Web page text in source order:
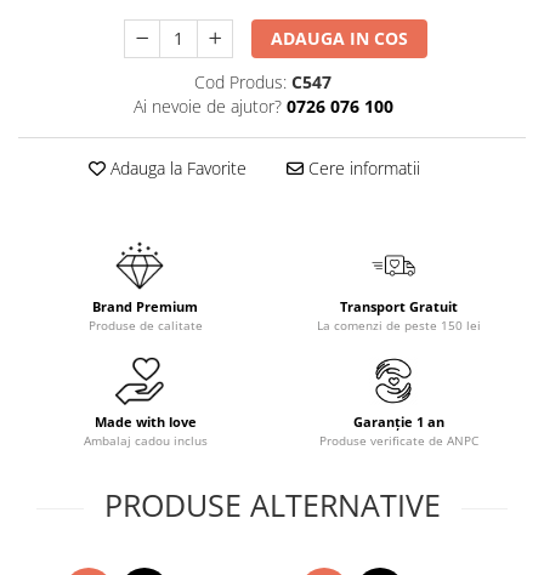
ADAUGA IN COS
Cod Produs: C547
Ai nevoie de ajutor? 0726 076 100
Adauga la Favorite Cere informatii
Brand Premium
Produse de calitate
Transport Gratuit
La comenzi de peste 150 lei
Made with love
Ambalaj cadou inclus
Garanție 1 an
Produse verificate de ANPC
PRODUSE ALTERNATIVE